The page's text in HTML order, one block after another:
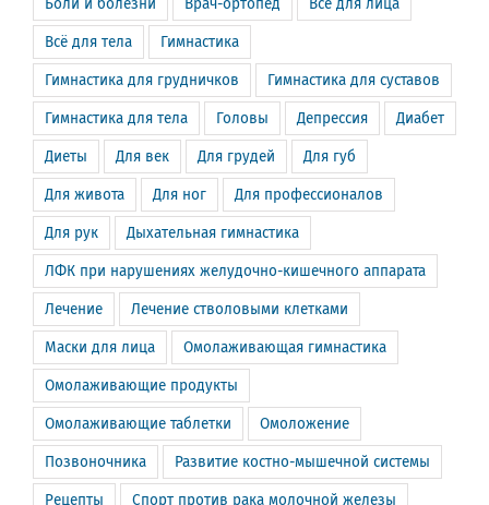
Боли и болезни Врач-ортопед Всё для лица
Всё для тела Гимнастика
Гимнастика для грудничков Гимнастика для суставов
Гимнастика для тела Головы Депрессия Диабет
Диеты Для век Для грудей Для губ
Для живота Для ног Для профессионалов
Для рук Дыхательная гимнастика
ЛФК при нарушениях желудочно-кишечного аппарата
Лечение Лечение стволовыми клетками
Маски для лица Омолаживающая гимнастика
Омолаживающие продукты
Омолаживающие таблетки Омоложение
Позвоночника Развитие костно-мышечной системы
Рецепты Спорт против рака молочной железы